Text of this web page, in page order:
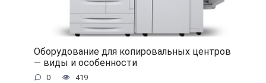
Оборудование для копировальных центров
— виды и особенности
0 419